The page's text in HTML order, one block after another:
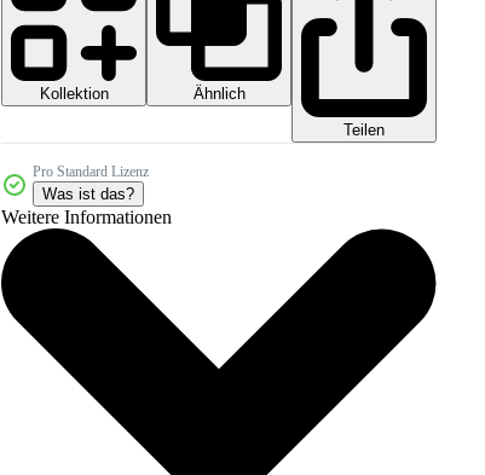
Kollektion
Ähnlich
Teilen
Pro Standard Lizenz
Was ist das?
Weitere Informationen